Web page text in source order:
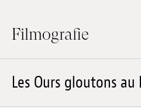
Filmografie
Les Ours gloutons au